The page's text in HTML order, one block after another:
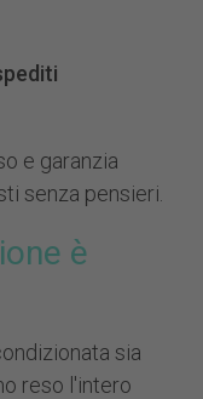
e garanzia
senza pensieri.
è
sia
reso l'intero